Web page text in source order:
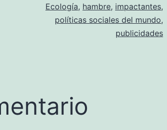
Ecología, hambre, impactantes,
políticas sociales del mundo,
publicidades